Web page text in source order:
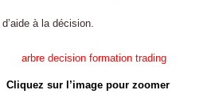
à la décision.
Cliquez sur l’image pour zoomer